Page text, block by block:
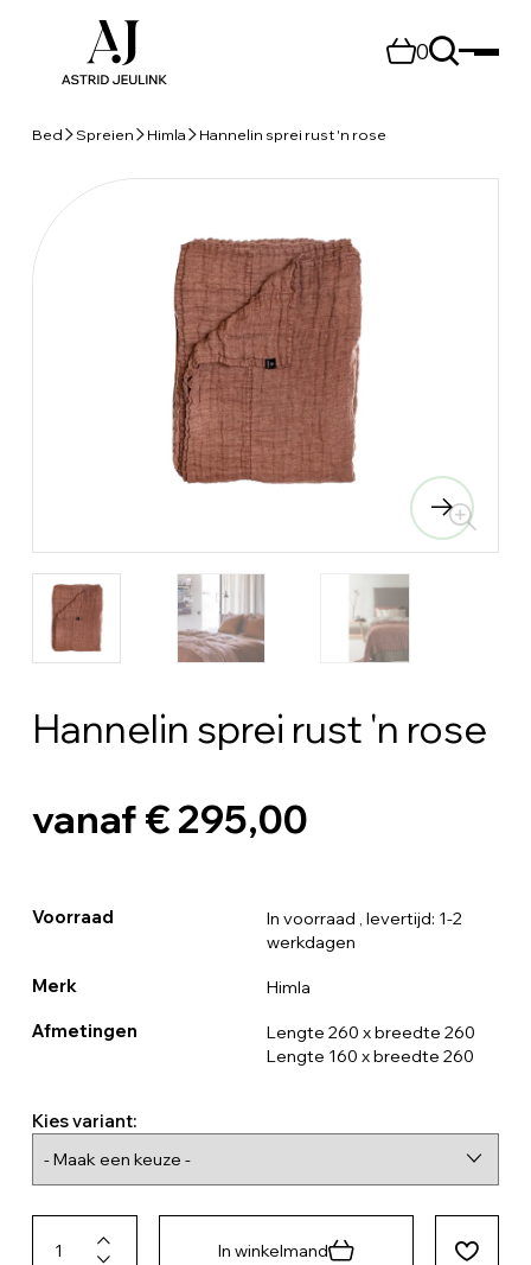
0
Bed Spreien Himla Hannelin sprei rust 'n rose
Hannelin sprei rust 'n rose
vanaf € 295,00
Voorraad In voorraad , levertijd: 1-2
werkdagen
Merk Himla
Afmetingen
Lengte 260 x breedte 260
Lengte 160 x breedte 260
Kies variant:
In winkelmand